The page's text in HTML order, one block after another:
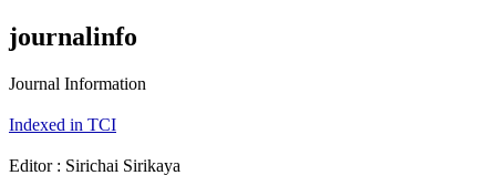
journalinfo
Journal Information
Indexed in TCI
Editor : Sirichai Sirikaya